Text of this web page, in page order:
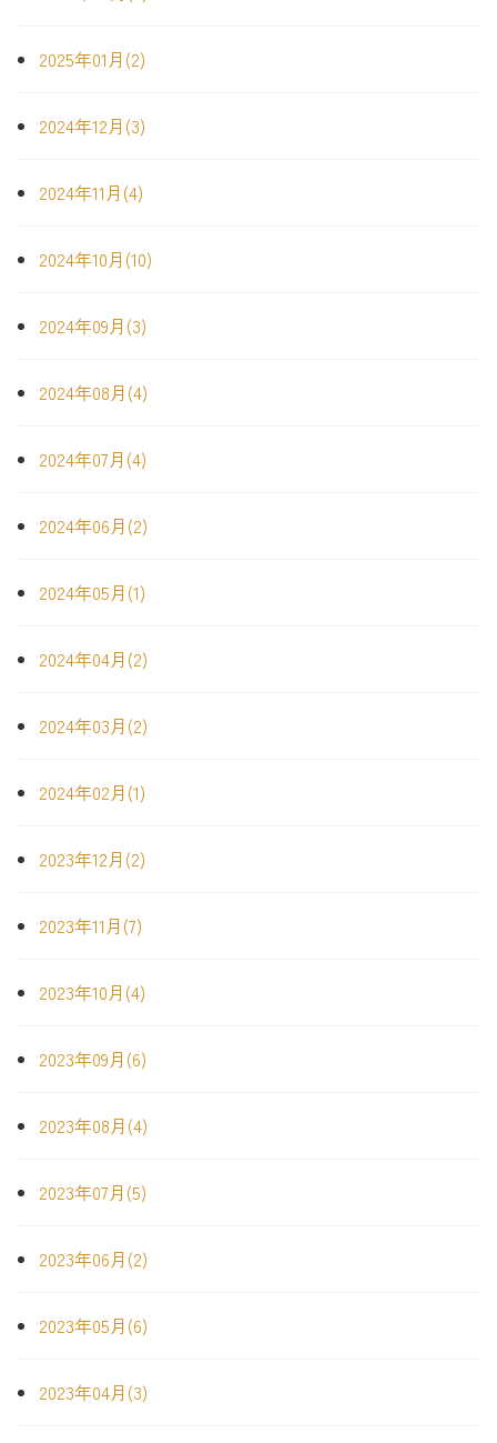
2025年01月(2)
2024年12月(3)
2024年11月(4)
2024年10月(10)
2024年09月(3)
2024年08月(4)
2024年07月(4)
2024年06月(2)
2024年05月(1)
2024年04月(2)
2024年03月(2)
2024年02月(1)
2023年12月(2)
2023年11月(7)
2023年10月(4)
2023年09月(6)
2023年08月(4)
2023年07月(5)
2023年06月(2)
2023年05月(6)
2023年04月(3)